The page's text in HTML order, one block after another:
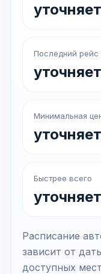
Последний рейс
Минимальная
Быстрее всего
Расписание
зависит от
доступных